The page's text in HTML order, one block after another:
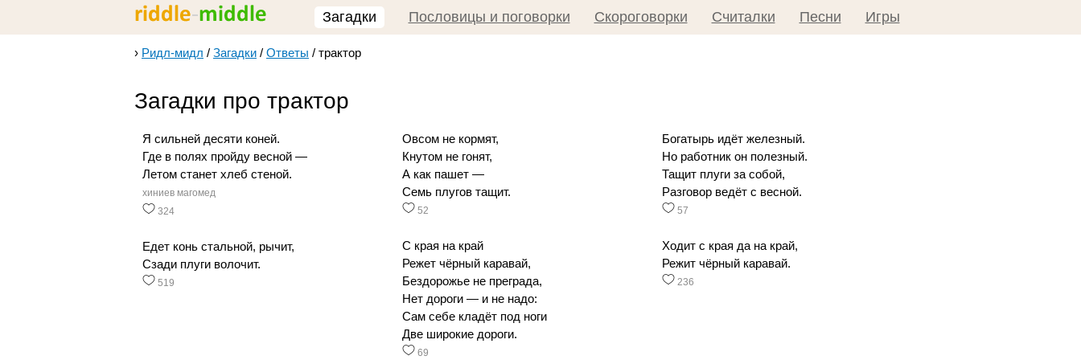
Загадки Пословицы и поговорки Скороговорки Считалки Песни Игры
› Ридл-мидл / Загадки / Ответы / трактор
Загадки про трактор
Я сильней десяти коней.
Где в полях пройду весной —
Летом станет хлеб стеной.
хиниев магомед
324
Едет конь стальной, рычит,
Сзади плуги волочит.
519
Овсом не кормят,
Кнутом не гонят,
А как пашет —
Семь плугов тащит.
52
С края на край
Режет чёрный каравай,
Бездорожье не преграда,
Нет дороги — и не надо:
Сам себе кладёт под ноги
Две широкие дороги.
69
Богатырь идёт железный.
Но работник он полезный.
Тащит плуги за собой,
Разговор ведёт с весной.
57
Ходит с края да на край,
Режит чёрный каравай.
236